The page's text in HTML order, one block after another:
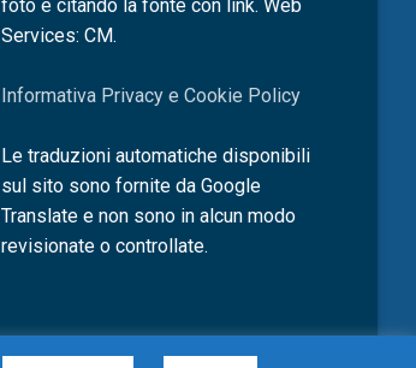
foto e citando la fonte con link. Web
Services: CM.
Informativa Privacy e Cookie Policy
Le traduzioni automatiche disponibili
sul sito sono fornite da Google
Translate e non sono in alcun modo
revisionate o controllate.